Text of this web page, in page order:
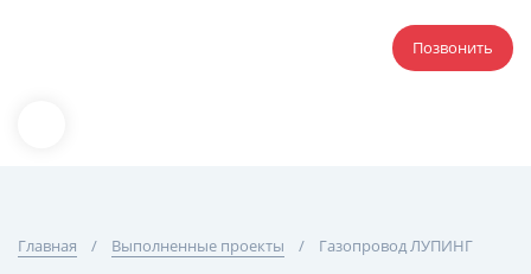
Позвонить
Главная Выполненные проекты Газопровод ЛУПИНГ